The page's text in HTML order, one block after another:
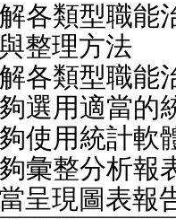
各類型職能
整理方法
各類型職能
選用適當的
使用統計軟
彙整分析報
呈現圖表報